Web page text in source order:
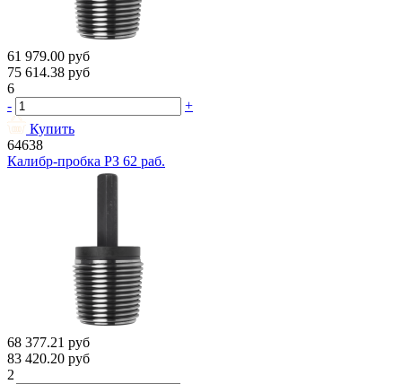
61 979.00 руб
75 614.38 руб
6
-
+
Купить
64638
Калибр-пробка РЗ 62 раб.
68 377.21 руб
83 420.20 руб
2